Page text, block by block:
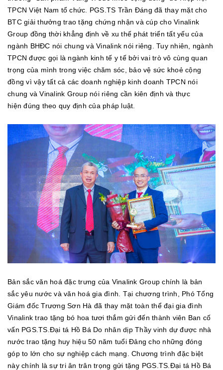
TPCN Việt Nam tổ chức. PGS.TS Trần Đáng đã thay mặt cho
BTC giải thưởng trao tặng chứng nhận và cúp cho Vinalink
Group đồng thời khẳng định về xu thế phát triển tất yếu của
ngành BHĐC nói chung và Vinalink nói riêng. Tuy nhiên, ngành
TPCN được gọi là ngành kinh tế y tế bởi vai trò vô cùng quan
trọng của mình trong việc chăm sóc, bảo vệ sức khoẻ cộng
đồng vì vậy tất cả các doanh nghiệp kinh doanh TPCN nói
chung và Vinalink Group nói riêng cần kiên định và thực
hiện đúng theo quy định của pháp luật.
Bản sắc văn hoá đặc trưng của Vinalink Group chính là bản
sắc yêu nước và văn hoá gia đình. Tại chương trình, Phó Tổng
Giám đốc Trương Sơn Hà đã thay mặt toàn thể đại gia đình
Vinalink trao tặng bó hoa tươi thắm gửi đến thành viên Ban cố
vấn PGS.TS.Đại tá Hồ Bá Do nhân dịp Thầy vinh dự được nhà
nước trao tặng huy hiệu 50 năm tuổi Đảng cho những đóng
góp to lớn cho sự nghiệp cách mạng. Chương trình đặc biệt
này chính là sự tri ân trân trọng gửi tặng PGS.TS.Đại tá Hồ Bá